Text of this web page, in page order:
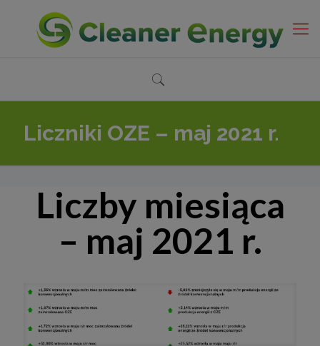
Liczniki OZE – maj 2021 r.
Liczby miesiąca
– maj 2021 r.